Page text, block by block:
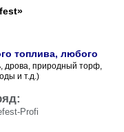
топлива, любого
дрова, природный торф,
и т.д.)